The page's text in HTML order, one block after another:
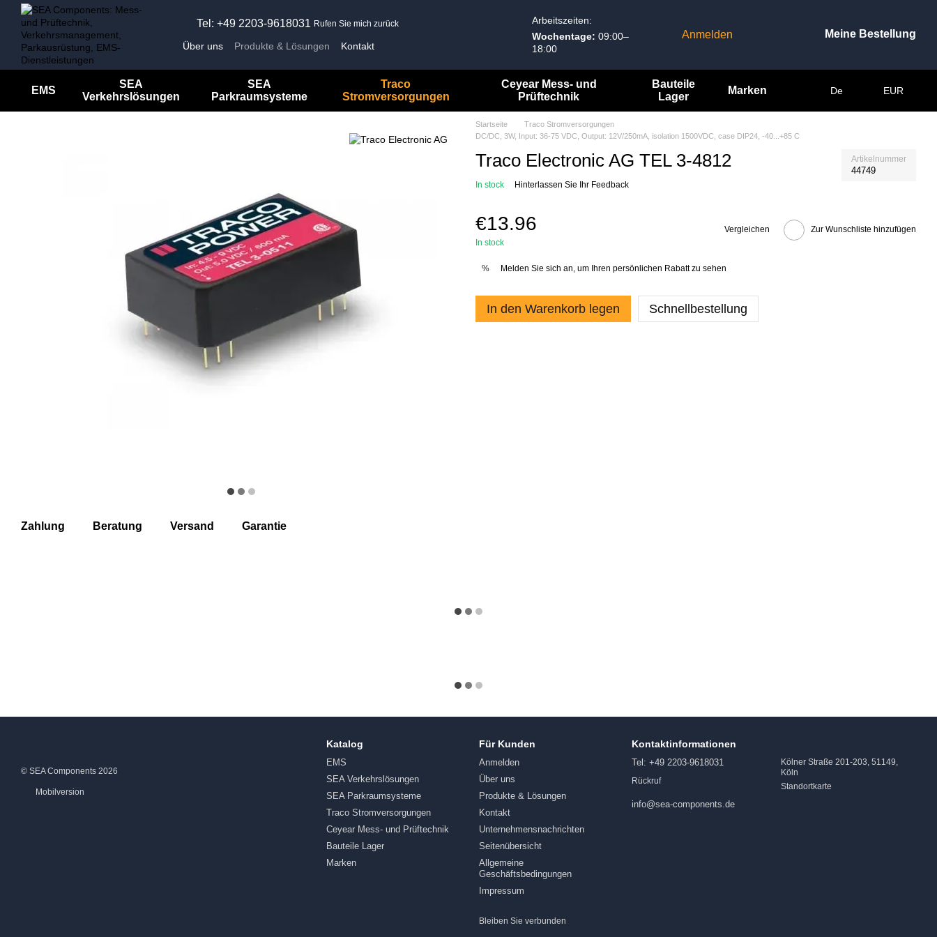
Перейти к основному контенту
Tel: +49 2203-9618031 Rufen Sie mich zurück
Über uns Produkte & Lösungen
Kontakt
Arbeitszeiten:
Wochentage: 09:00–
18:00
Anmelden Meine Bestellung
EMS
SEA
Verkehrslösungen
SEA
Parkraumsysteme
Traco
Stromversorgungen
Ceyear Mess- und
Prüftechnik
Bauteile
Lager
Marken De EUR
Zahlung Beratung Versand Garantie
Startseite
Traco Stromversorgungen
DC/DC, 3W, Input: 36-75 VDC, Output: 12V/250mA, isolation 1500VDC, case DIP24, -40...+85 C
Traco Electronic AG TEL 3-4812 Artikelnummer
44749
In stock Hinterlassen Sie Ihr Feedback
€13.96
In stock
Vergleichen Zur Wunschliste hinzufügen
% Melden Sie sich an, um Ihren persönlichen Rabatt zu sehen
In den Warenkorb legen Schnellbestellung
© SEA Components 2026
Mobilversion
Katalog
EMS
SEA Verkehrslösungen
SEA Parkraumsysteme
Traco Stromversorgungen
Ceyear Mess- und Prüftechnik
Bauteile Lager
Marken
Für Kunden
Anmelden
Über uns
Produkte & Lösungen
Kontakt
Unternehmensnachrichten
Seitenübersicht
Allgemeine
Geschäftsbedingungen
Impressum
Bleiben Sie verbunden
Kontaktinformationen
Tel: +49 2203-9618031
Rückruf
info@sea-components.de
Kölner Straße 201-203, 51149,
Köln
Standortkarte